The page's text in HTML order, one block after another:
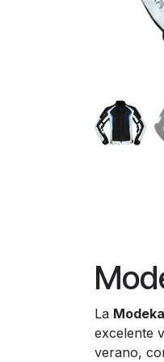
La
excelente
verano,